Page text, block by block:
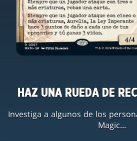
HAZ UNA RUEDA DE
Investiga a algunos de los
Magic...